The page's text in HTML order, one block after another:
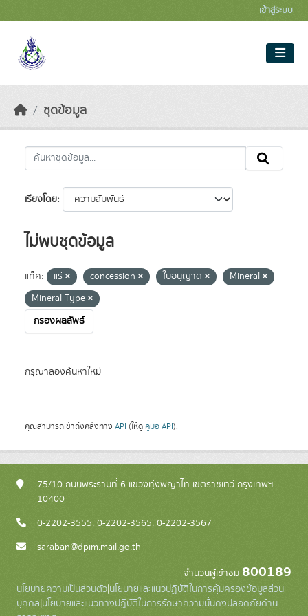
เข้าสู่ระบบ
ชุดข้อมูล
เรียงโดย
ไม่พบชุดข้อมูล
แท็ค: แร่ concession ใบอนุญาต
Mineral
Mineral Type
กรองผลลัพธ์
กรุณาลองค้นหาใหม่
คุณสามารถเข้าถึงคลังทาง API (ให้ดู คู่มือ API).
75/10 ถนนพระรามที่ 6 แขวงทุ่งพญาไท เขตราชเทวี กรุงเทพฯ
10400
0-2202-3555, 0-2202-3565, 0-2202-3567
saraban@dpim.mail.go.th
จำนวนผู้เข้าชม 800189
นโยบายความเป็นส่วนตัว|นโยบายและแนวปฏิบัติในการคุ้มครองข้อมูลส่วน
บุคคล|นโยบายและแนวทางปฏิบัติในการรักษาความมั่นคงปลอดภัยด้าน